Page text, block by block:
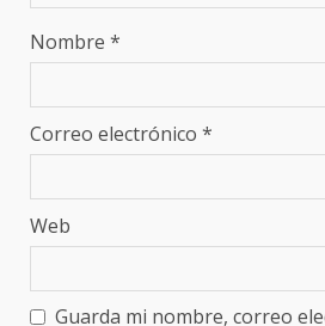
Nombre *
Correo electrónico *
Web
Guarda mi nombre, correo